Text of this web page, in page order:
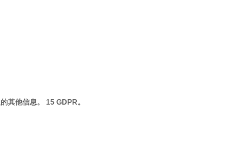
其他信息。 15 GDPR。